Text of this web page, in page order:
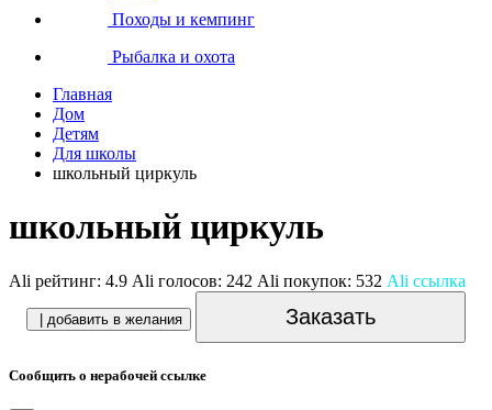
Походы и кемпинг
Рыбалка и охота
Главная
Дом
Детям
Для школы
школьный циркуль
школьный циркуль
Ali рейтинг: 4.9 Ali голосов: 242 Ali покупок: 532 Ali ссылка
| добавить в желания Заказать
Сообщить о нерабочей ссылке